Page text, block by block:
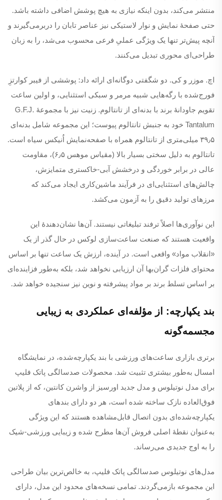
منتشر می‌کند، بدون اینکه نیازی به هیچ پوشش اضافی داشته باشد.
حتی صفحهٔ نمایش و نوار لاستیکی نیز عناصر تابان را دربرمی‌گیرند و
آنچه پیش‌تر تنها یک ویژگی عملیِ فرعی محسوب می‌شد، را به زبان
طراحی‌ای محوری تبدیل می‌کنند.
اچ. موزر و کی. دو شگفتی دوگانه‌ای ارائه داد: پوششی از فیبر کوارتزِ
فورج‌شده با رگه‌هایی شبیه مرمر و سبکی استثنایی، و اولین ساعت
تقویم جاودانهٔ برند با بدنه‌ای از تانتالوم. زنیت نیز با مجموعهٔ G.F.J.
Tantalum خود به جنبش تانتالوم پیوست؛ این مجموعه شامل بدنه‌ای
۳۹٫۵ میلی‌متری از تانتالوم همراه با صفحه‌نمایش اُنیکس سیاه است.
تانتالوم به دلیل سختی بسیار بالا (مقیاس موهس ۶٫۵)، مقاومت
عالی در برابر خوردگی و درخشش آبی-خاکستری متمایزش،
چالش‌های استثنایی‌ای در فرآیند ماشین‌کاری ایجاد می‌کند که
مرزهای تولید دقیق را به آزمون می‌کشد.
این نوآوری‌ها اصلاً ترفند تبلیغاتی نیستند. آن‌ها نشان‌دهندهٔ این
واقعیت هستند که صنعت ساعت‌سازی لوکس در حال گذر از یک
«انقلاب مواد» واقعی است. در آینده، ارزش یک ساعت تنها بر اساس
محتوای فلزات گران‌بها آن ارزیابی نخواهد شد، بلکه به‌طور فزاینده‌ای
بر اساس تسلط برند بر مواد پیشرفته و نوین نیز سنجیده خواهد شد.
بند یکپارچه: از مؤلفه‌ای عملکردی به زیبایی
مجسمه‌گونه
برتری بازاری ساعت‌های ورزشی با بند یکپارچه‌شده، در نمایشگاه
امسال به‌طور بیشتری تثبیت شد. محصولات صدسالگی پاتک فلیپ
برای مدل نوتیلوس و مدل جدید اورسیز از واشرن کانتین، که از پلاتین
فوق‌العاده نازک ساخته شده است، هر دو دارای بندهای
یکپارچه‌شده‌ای بدون اتصال قابل‌مشاهده هستند که این ویژگی
به‌عنوان نقطهٔ اصلی فروش آن‌ها مطرح شده و زیبایی ورزشی-شیک
را به اوج جدیدی می‌رساند.
مدل‌های نوتیلوس صدسالگی پاتک فلیپ، به خالص‌ترین بیان طراحی
این مجموعه بازمی‌گردند. تمامی نسخه‌های محدود این مدل، دارای